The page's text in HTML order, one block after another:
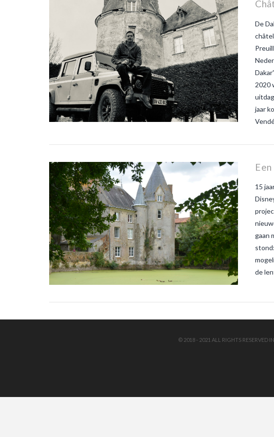
beaujolais nouveau
De
2020
jaar
15
gaan
de
© 2018 - 2021 ALL RIGHTS RESERVED